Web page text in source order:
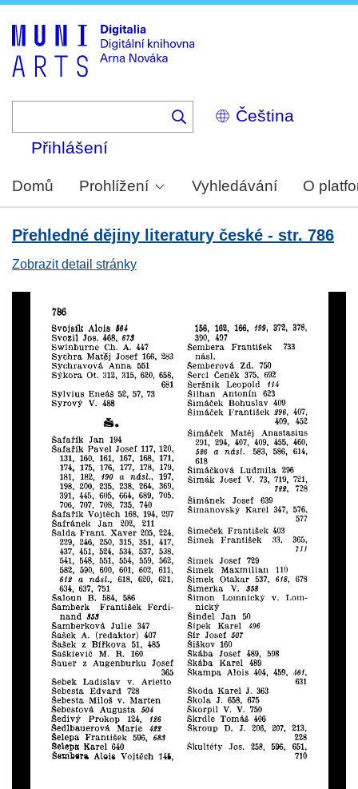
Select
your
Přihlášení
Domů Prohlížení Vyhledávání O
Přehledné dějiny literatury české - str. 786
Zobrazit detail stránky